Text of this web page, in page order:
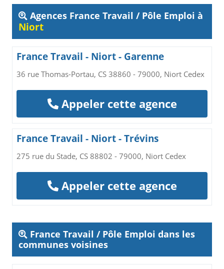
Agences France Travail / Pôle Emploi à
Niort
France Travail - Niort - Garenne
36 rue Thomas-Portau, CS 38860 - 79000, Niort Cedex
Appeler cette agence
France Travail - Niort - Trévins
275 rue du Stade, CS 88802 - 79000, Niort Cedex
Appeler cette agence
France Travail / Pôle Emploi dans les
communes voisines